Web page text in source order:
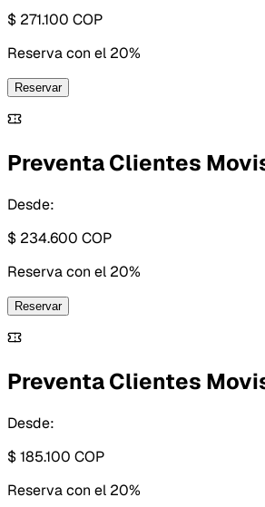
$ 271.100 COP
Reserva con el 20%
Reservar
Preventa Clientes
Desde:
$ 234.600 COP
Reserva con el 20%
Reservar
Preventa Clientes
Desde:
$ 185.100 COP
Reserva con el 20%